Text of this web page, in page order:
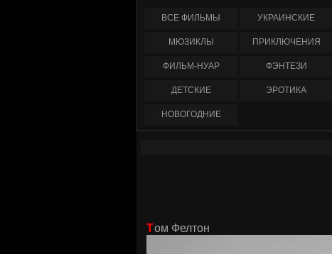
ФИЛЬМЫ УКРАИНCКИЕ
МЮЗИКЛЫ ПРИКЛЮЧЕНИЯ
ФИЛЬМ-НУАР ФЭНТЕЗИ
ДЕТСКИЕ ЭРОТИКА
НОВОГОДНИЕ
Том Фелтон